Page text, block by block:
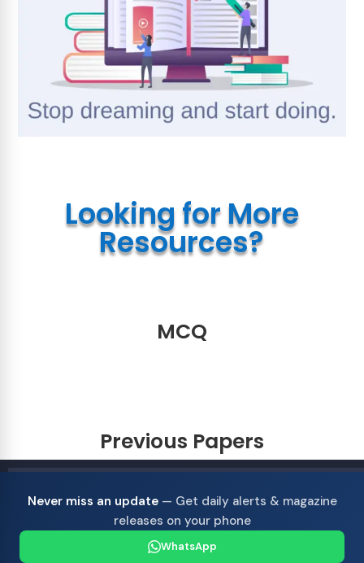
Looking for More
Resources?
MCQ
Previous Papers
Never miss an update— Get daily alerts & magazine
releases on your phone
WhatsApp